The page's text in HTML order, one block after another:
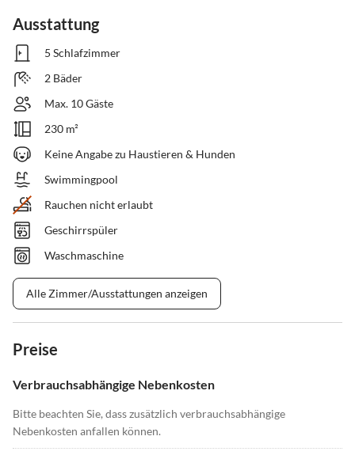
Ausstattung
5 Schlafzimmer
2 Bäder
Max. 10 Gäste
230 m²
Keine Angabe zu Haustieren & Hunden
Swimmingpool
Rauchen nicht erlaubt
Geschirrspüler
Waschmaschine
Alle Zimmer/Ausstattungen anzeigen
Preise
Verbrauchsabhängige Nebenkosten
Bitte beachten Sie, dass zusätzlich verbrauchsabhängige
Nebenkosten anfallen können.